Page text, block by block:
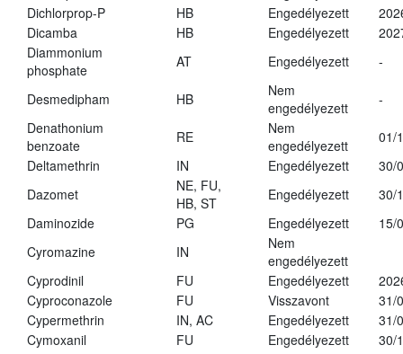
Dichlorprop-P
HB Engedélyezett
Dicamba
HB Engedélyezett
Diammonium
phosphate
AT Engedélyezett -
Desmedipham HB
Nem
engedélyezett
-
Denathonium
benzoate
RE
Nem
engedélyezett
01/
Deltamethrin
IN Engedélyezett
30/
Dazomet
NE, FU,
HB, ST
Engedélyezett
30/
Daminozide
PG Engedélyezett
15/
Cyromazine
IN
Nem
engedélyezett
Cyprodinil
FU Engedélyezett
Cyproconazole
FU Visszavont
31/
Cypermethrin
IN, AC Engedélyezett
31/
Cymoxanil
FU Engedélyezett
30/